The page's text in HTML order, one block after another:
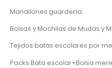
Mandilones guardería
Bolsas y Mochilas de Mudas y
Tejidos batas escolares por
Packs Bata escolar+Bolsa